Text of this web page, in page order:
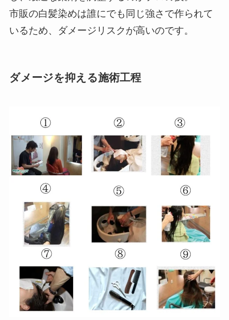
市販の白髪染めは誰にでも同じ強さで作られて
いるため、ダメージリスクが高いのです。
ダメージを抑える施術工程